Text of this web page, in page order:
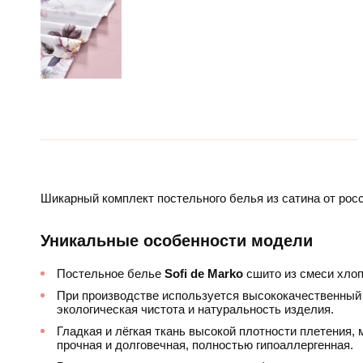
Шикарный комплект постельного белья из сатина от
Уникальные особенности модели
Постельное белье Sofi dе Marko сшито из смеси
При производстве используется
экологическая чистота и натуральность изделия.
Гладкая и лёгкая ткань высокой плотности плетения,
прочная и долговечная, полностью гипоаллергенная.